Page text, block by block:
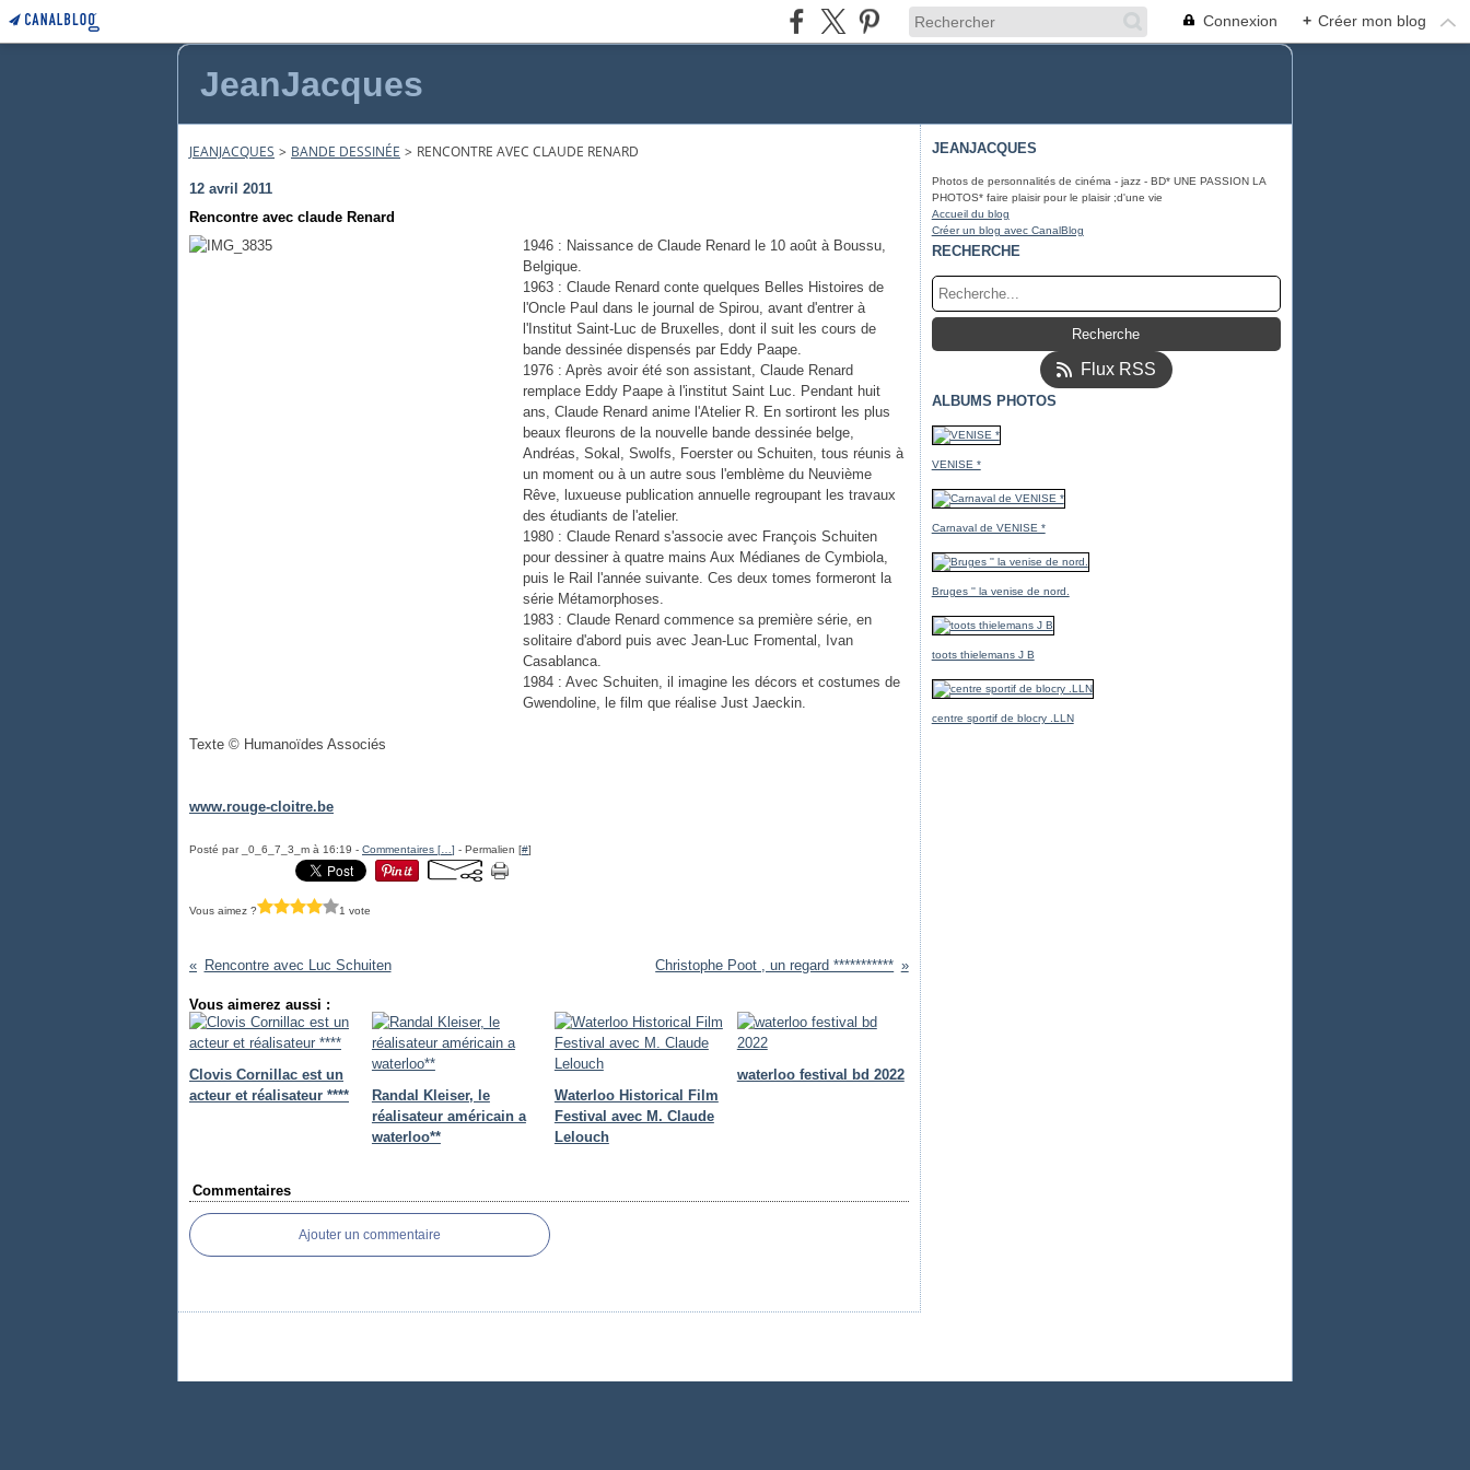
Connexion + Créer mon blog
JeanJacques
JEANJACQUES > BANDE DESSINÉE > RENCONTRE AVEC CLAUDE RENARD
12 avril 2011
Rencontre avec claude Renard
1946 : Naissance de Claude Renard le 10 août à Boussu,
Belgique.
1963 : Claude Renard conte quelques Belles Histoires de
l'Oncle Paul dans le journal de Spirou, avant d'entrer à
l'Institut Saint-Luc de Bruxelles, dont il suit les cours de
bande dessinée dispensés par Eddy Paape.
1976 : Après avoir été son assistant, Claude Renard
remplace Eddy Paape à l'institut Saint Luc. Pendant huit
ans, Claude Renard anime l'Atelier R. En sortiront les plus
beaux fleurons de la nouvelle bande dessinée belge,
Andréas, Sokal, Swolfs, Foerster ou Schuiten, tous réunis à
un moment ou à un autre sous l'emblème du Neuvième
Rêve, luxueuse publication annuelle regroupant les travaux
des étudiants de l'atelier.
1980 : Claude Renard s'associe avec François Schuiten
pour dessiner à quatre mains Aux Médianes de Cymbiola,
puis le Rail l'année suivante. Ces deux tomes formeront la
série Métamorphoses.
1983 : Claude Renard commence sa première série, en
solitaire d'abord puis avec Jean-Luc Fromental, Ivan
Casablanca.
1984 : Avec Schuiten, il imagine les décors et costumes de
Gwendoline, le film que réalise Just Jaeckin.
Texte © Humanoïdes Associés
www.rouge-cloitre.be
Posté par _0_6_7_3_m à 16:19 - Commentaires [ ] - Permalien [#]
Vous aimez ? 1 vote
Rencontre avec Luc Schuiten Christophe Poot , un regard ***********
Vous aimerez aussi :
Clovis Cornillac est un
acteur et réalisateur ****
Randal Kleiser, le
réalisateur américain a
waterloo**
Waterloo Historical Film
Festival avec M. Claude
Lelouch
waterloo festival bd 2022
Commentaires
Ajouter un commentaire
JEANJACQUES
Photos de personnalités de cinéma - jazz - BD* UNE PASSION LA
PHOTOS* faire plaisir pour le plaisir ;d'une vie
Accueil du blog
Créer un blog avec CanalBlog
RECHERCHE
Flux RSS
ALBUMS PHOTOS
VENISE *
Carnaval de VENISE *
Bruges '' la venise de nord.
toots thielemans J B
centre sportif de blocry .LLN